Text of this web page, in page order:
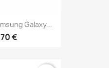
Galaxy...
€